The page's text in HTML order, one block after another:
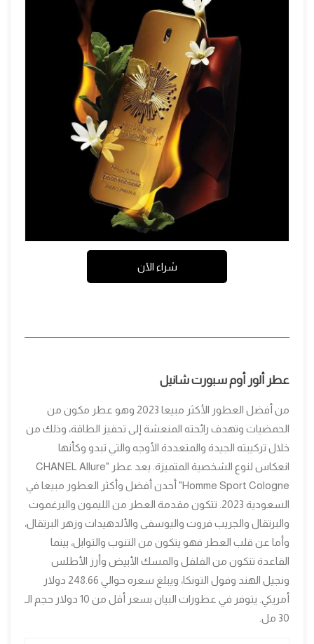
شراء الآن
عطر ألور أوم سبورت شانيل
من أفضل العطور الأكثر مبيعا 2023 وهو عطر مكون من
الحمضيات وتهدف رائحته المنعشة إلى تحفيز الطاقة، وذلك من
خلال تركيبته الجيدة والمتعددة الأوجه والتي تبدو وكأنها
انعكاس لنوع الشخصية المتميزة. يعد عطر "CHANEL Allure
Homme Sport Cologne" أحدن أفضل وأكثر العطور مبيعا في
السعودية 2023. تتكون مقدمة العطر من الليمون والبرغموت
والبرتقال والجريب فروت واليوسفى والألدهيدات وزهر البرتقال،
وأما عن قلب العطر فهو يتكون من التنوب والتوابل، بينما
القاعدة تتكون من الفلفل والمسك الأبيض وأرز الأطلس
ونجيل الهند وفول التونكا، ويبلغ سعره حوالي 248.66 دولار
أمريكي. يتوفر في عطورات البيان بسعر أقل من 10 دولار حجم الـ
30 مل.